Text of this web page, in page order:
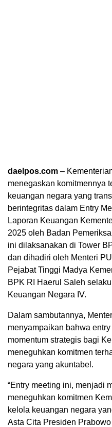
daelpos.com –
menegaskan komitmennya
keuangan negara yang
berintegritas dalam Entry
Laporan Keuangan
2025 oleh Badan
ini dilaksanakan di Tower
dan dihadiri oleh Menteri
Pejabat Tinggi Madya
BPK RI Haerul Saleh
Keuangan Negara IV.
Dalam sambutannya,
menyampaikan bahwa
momentum strategis bagi
meneguhkan komitmen
negara yang akuntabel.
“Entry meeting ini, menjadi
meneguhkan komitmen
kelola keuangan negara
Asta Cita Presiden